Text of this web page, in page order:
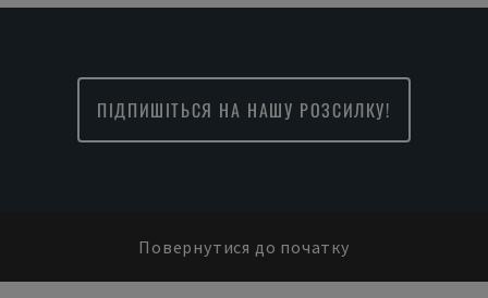
ПІДПИШІТЬСЯ НА НАШУ РОЗСИЛКУ!
Повернутися до початку